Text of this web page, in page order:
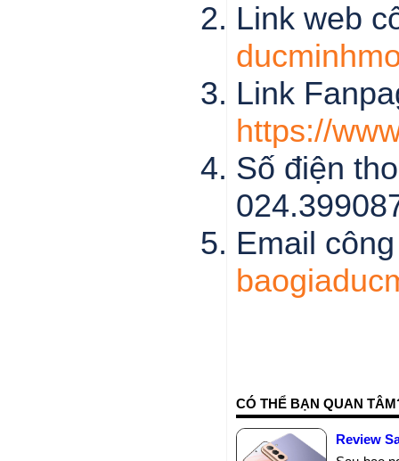
Link web
Link
https://
Số điện
Email
CÓ THỂ BẠN QUAN
Review